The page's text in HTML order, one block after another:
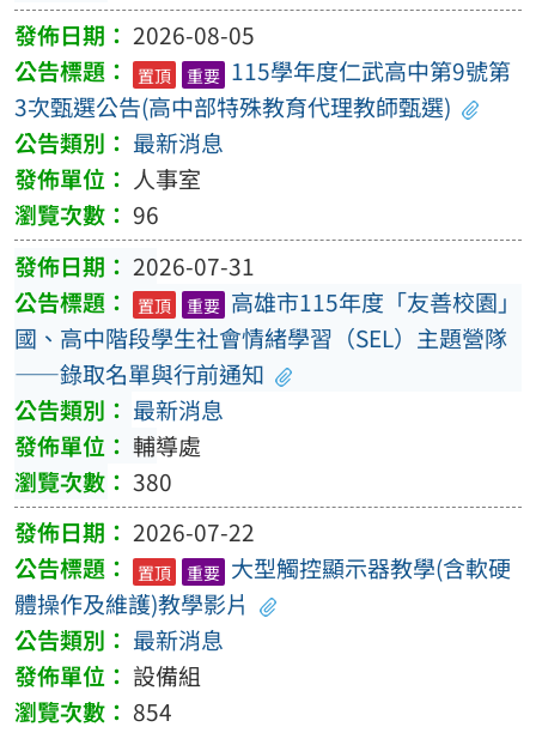
2026-08-05
置頂 重要 115學年度仁武高中第9號第
3次甄選公告(高中部特殊教育代理教師甄選)
最新消息
人事室
96
2026-07-31
置頂 重要 高雄市115年度「友善校園」
國、高中階段學生社會情緒學習（SEL）主題營隊
——錄取名單與行前通知
最新消息
輔導處
380
2026-07-22
置頂 重要 大型觸控顯示器教學(含軟硬
體操作及維護)教學影片
最新消息
設備組
854